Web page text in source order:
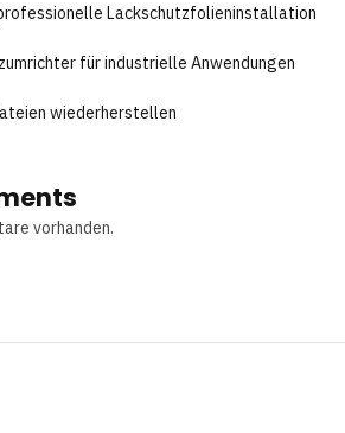
Lackschutzfolieninstallation
für industrielle Anwendungen
wiederherstellen
vorhanden.